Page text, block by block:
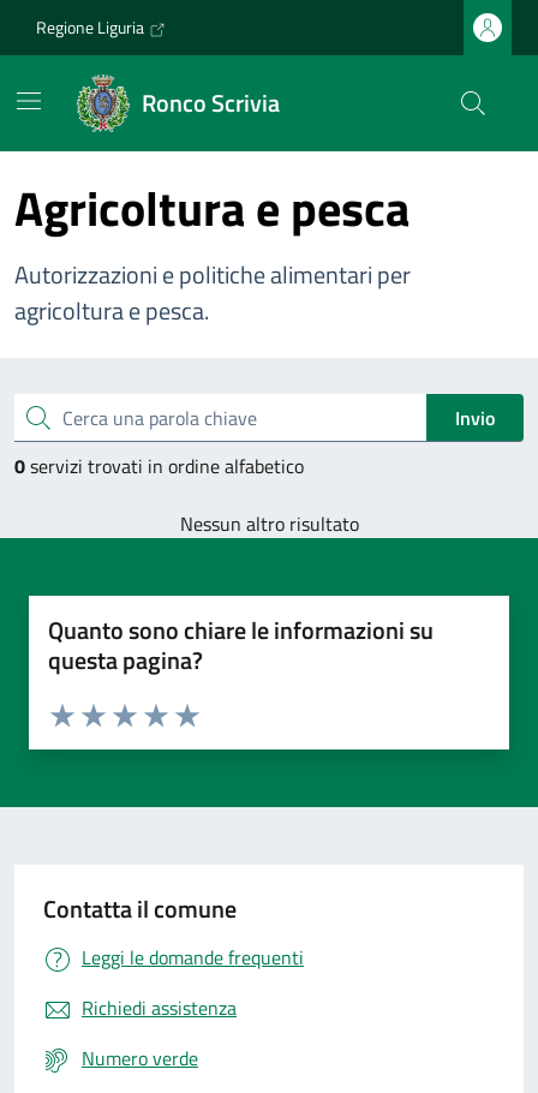
Regione Liguria
Ronco Scrivia
Agricoltura e pesca
Autorizzazioni e politiche alimentari per
agricoltura e pesca.
Cerca una parola chiave
Invio
0servizi trovati in ordine alfabetico
Nessun altro risultato
Quanto sono chiare le informazioni su
questa pagina?
Valuta da 1 a 5 stelle la pagina
Valuta 5 stelle su 5
Valuta 4 stelle su 5
Valuta 3 stelle su 5
Valuta 2 stelle su 5
Valuta 1 stelle su 5
Contatta il comune
Leggi le domande frequenti
Richiedi assistenza
Numero verde